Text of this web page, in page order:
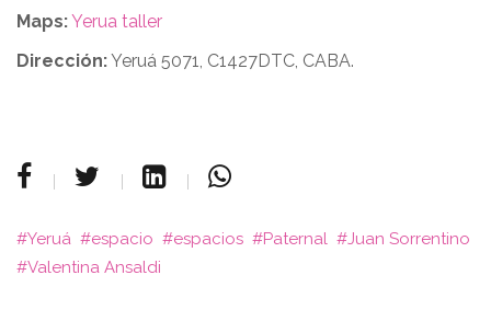
Maps:Yerua taller
Dirección:Yeruá 5071, C1427DTC, CABA.
Yeruá espacio espacios Paternal
Juan Sorrentino
Valentina Ansaldi